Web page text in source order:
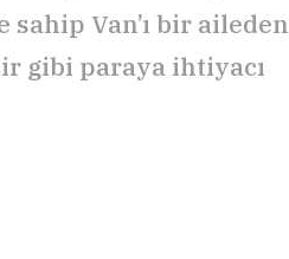
sahip Van’ı bir aileden
gibi paraya ihtiyacı